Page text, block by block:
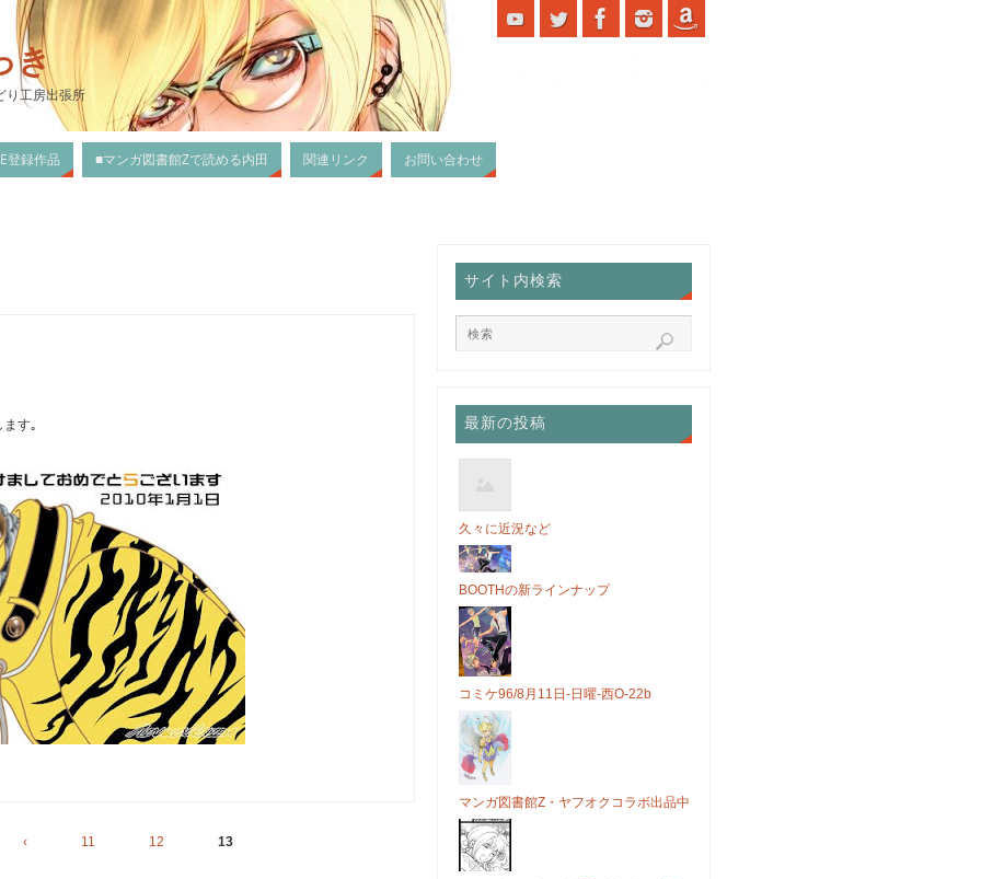
き
り工房出張所
登録作品 ■マンガ図書館Zで読める内田 関連リンク お問い合わせ
す｡
‹ 11 12 13
サイト内検索
最新の投稿
久々に近況など
BOOTHの新ラインナップ
コミケ96/8月11日-日曜-西O-22b
マンガ図書館Z・ヤフオクコラボ出品中